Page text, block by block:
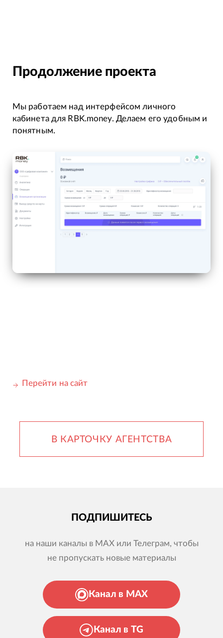
Продолжение проекта
Мы работаем над интерфейсом личного
кабинета для RBK.money. Делаем его удобным и
понятным.
Перейти на сайт
В КАРТОЧКУ АГЕНТСТВА
ПОДПИШИТЕСЬ
на наши каналы в MAX или Телеграм, чтобы
не пропускать новые материалы
Канал в MAX
Канал в TG